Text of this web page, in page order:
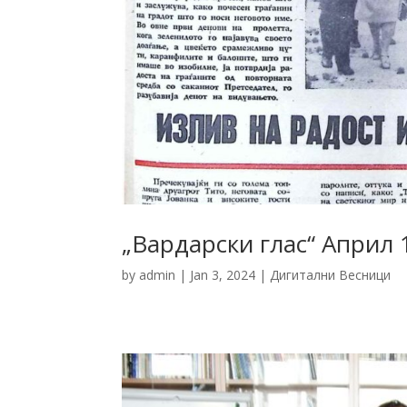
„Вардарски глас“ Април
by admin | Jan 3, 2024 | Дигитални Весници